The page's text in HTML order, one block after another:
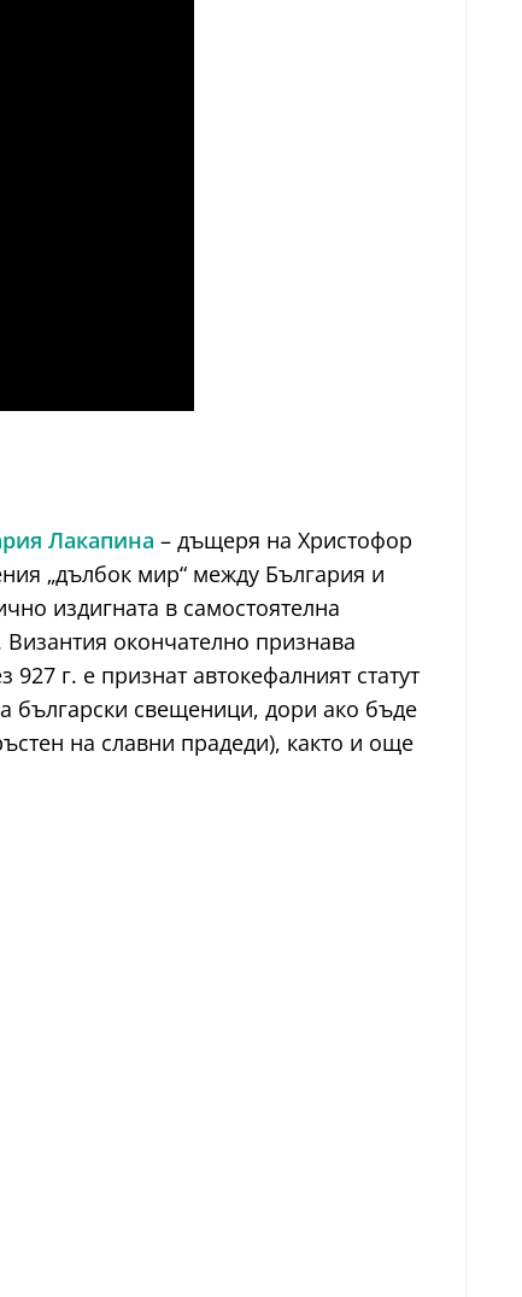
Лакапина – дъщеря на Христофор
„дълбок мир“ между България и
издигната в самостоятелна
окончателно признава
г. е признат автокефалният статут
български свещеници, дори ако бъде
на славни прадеди), както и още